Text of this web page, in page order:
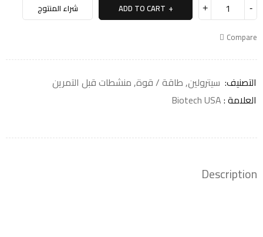
ADD TO CART شراء المنتوج
Compare
التصنيف: سيترولين,طاقة / قوة,منشطات قبل التمرين
العلامة :Biotech USA
Description